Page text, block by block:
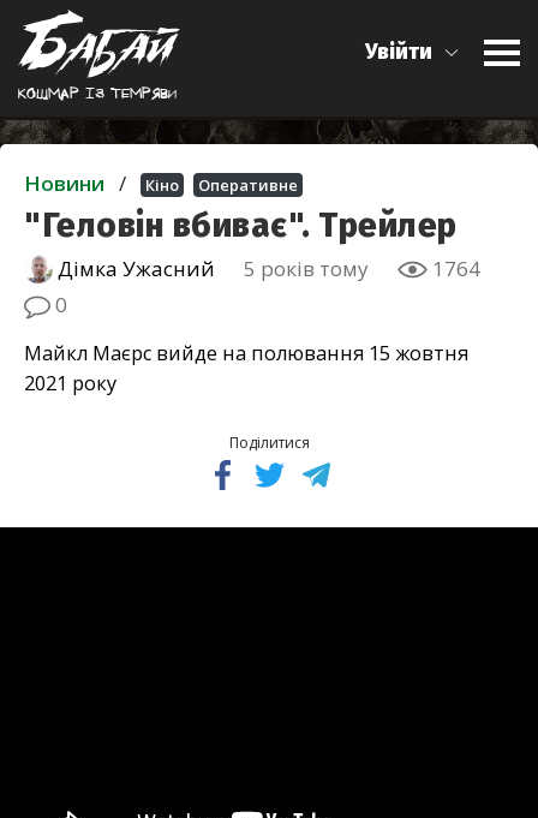
Кошмар iз темряви
Увійти
Новини / Кіно Оперативне
"Геловін вбиває". Трейлер
Дімка Ужасний 5 років тому
1764
0
Майкл Маєрс вийде на полювання 15 жовтня
2021 року
Поділитися